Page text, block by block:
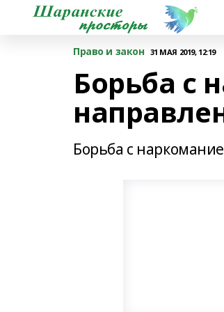
Право и закон 31 МАЯ 2019, 12:19
Борьба с
Борьба с